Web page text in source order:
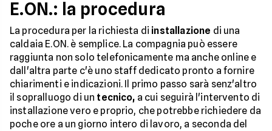
E.ON.: la procedura
La procedura per la richiesta di installazione di una
caldaia E.ON. è semplice. La compagnia può essere
raggiunta non solo telefonicamente ma anche online e
dall'altra parte c'è uno staff dedicato pronto a fornire
chiarimenti e indicazioni. Il primo passo sarà senz'altro
il sopralluogo di un tecnico, a cui seguirà l'intervento di
installazione vero e proprio, che potrebbe richiedere da
poche ore a un giorno intero di lavoro, a seconda del